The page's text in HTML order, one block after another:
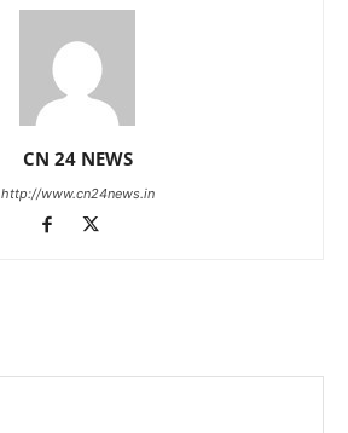
CN 24 NEWS
http://www.cn24news.in